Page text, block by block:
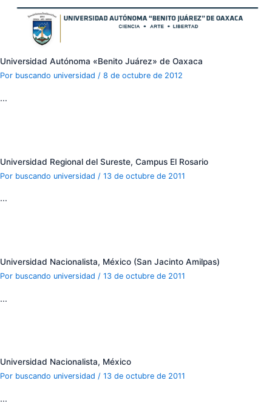
Universidad Autónoma «Benito Juárez» de Oaxaca
Por buscando universidad / 8 de octubre de 2012
…
Universidad Regional del Sureste, Campus El Rosario
Por buscando universidad / 13 de octubre de 2011
…
Universidad Nacionalista, México (San Jacinto Amilpas)
Por buscando universidad / 13 de octubre de 2011
…
Universidad Nacionalista, México
Por buscando universidad / 13 de octubre de 2011
…